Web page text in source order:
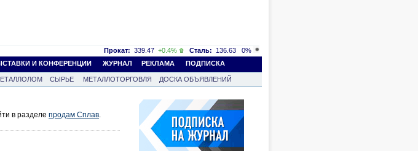
Прокат: 339.47 +0.4% Сталь: 136.63
0%
И КОНФЕРЕНЦИИ ЖУРНАЛ РЕКЛАМА ПОДПИСКА
СЫРЬЕ МЕТАЛЛОТОРГОВЛЯ
ДОСКА ОБЪЯВЛЕНИЙ
в разделе продам Сплав.